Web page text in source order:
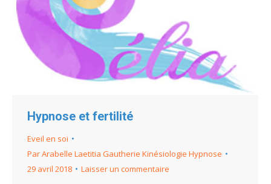
Hypnose et fertilité
Eveil en soi
ParArabelle Laetitia Gautherie Kinésiologie Hypnose
29 avril 2018
Laisser un commentaire